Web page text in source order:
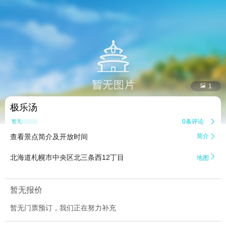
 1
极乐汤
暂无点评 0条评论 
查看景点简介及开放时间 简介 
北海道札幌市中央区北三条西12丁目 地图 
暂无报价
暂无门票预订，我们正在努力补充